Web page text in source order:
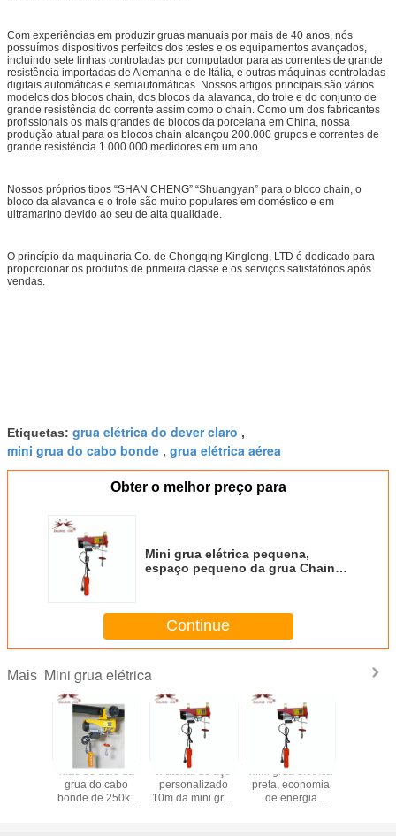
Com experiências em produzir gruas manuais por mais de 40 anos, nós
possuímos dispositivos perfeitos dos testes e os equipamentos avançados,
incluindo sete linhas controladas por computador para as correntes de grande
resistência importadas de Alemanha e de Itália, e outras máquinas controladas
digitais automáticas e semiautomáticas. Nossos artigos principais são vários
modelos dos blocos chain, dos blocos da alavanca, do trole e do conjunto de
grande resistência do corrente assim como o chain. Como um dos fabricantes
profissionais os mais grandes de blocos da porcelana em China, nossa
produção atual para os blocos chain alcançou 200.000 grupos e correntes de
grande resistência 1.000.000 medidores em um ano.
Nossos próprios tipos “SHAN CHENG” “Shuangyan” para o bloco chain, o
bloco da alavanca e o trole são muito populares em doméstico e em
ultramarino devido ao seu de alta qualidade.
O princípio da maquinaria Co. de Chongqing Kinglong, LTD é dedicado para
proporcionar os produtos de primeira classe e os serviços satisfatórios após
vendas.
Etiquetas: grua elétrica do dever claro ,
mini grua do cabo bonde , grua elétrica aérea
Obter o melhor preço para
Mini grua elétrica pequena,
espaço pequeno da grua Chain
Continue
Mais Mini grua elétrica
mão do trole da
grua do cabo
bonde de 250kg
Material de aço
personalizado
10m da mini grua
Mini grua elétrica
preta, economia
de energia